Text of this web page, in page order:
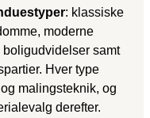
: klassiske
moderne
samt
Hver type
malingsteknik, og
derefter.